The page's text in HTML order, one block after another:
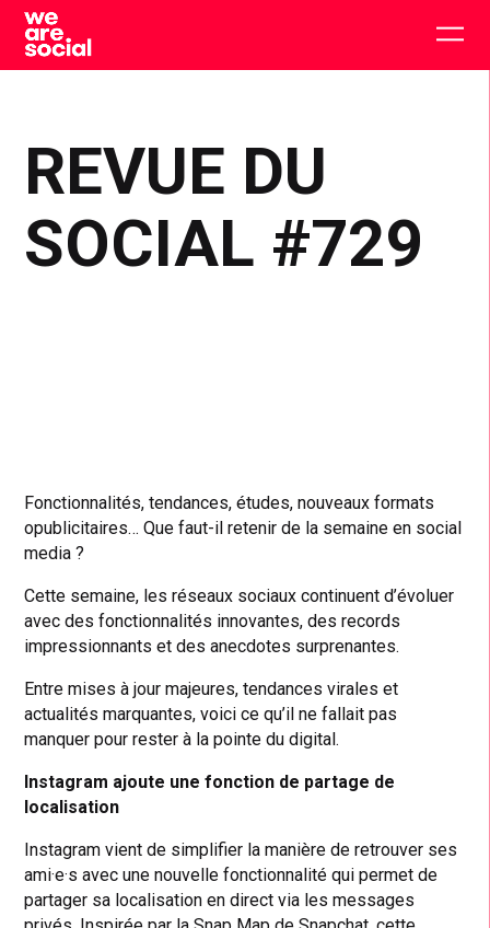
Skip
content
REVUE DU
SOCIAL #729
Fonctionnalités, tendances, études, nouveaux formats
opublicitaires… Que faut-il retenir de la semaine en social
media ?
Cette semaine, les réseaux sociaux continuent d’évoluer
avec des fonctionnalités innovantes, des records
impressionnants et des anecdotes surprenantes.
Entre mises à jour majeures, tendances virales et
actualités marquantes, voici ce qu’il ne fallait pas
manquer pour rester à la pointe du digital.
Instagram ajoute une fonction de partage de
localisation
Instagram vient de simplifier la manière de retrouver ses
ami·e·s avec une nouvelle fonctionnalité qui permet de
partager sa localisation en direct via les messages